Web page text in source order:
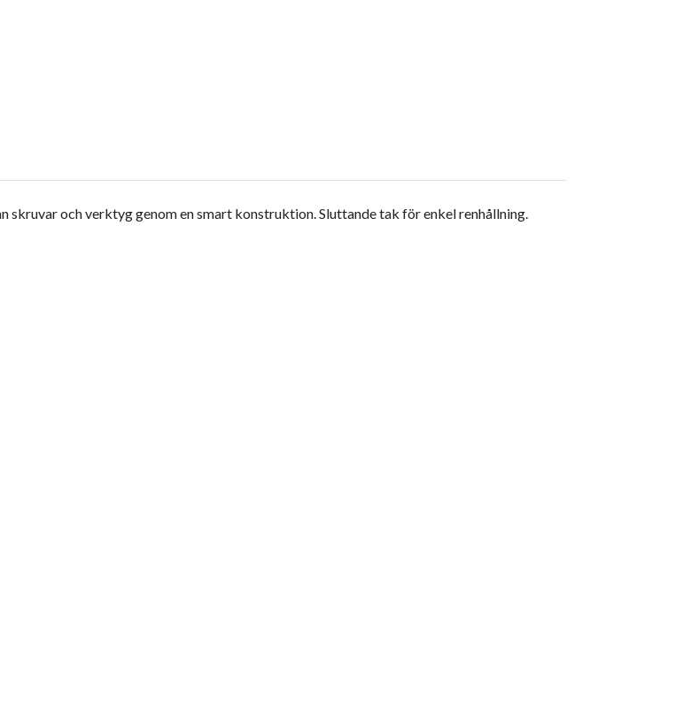
och verktyg genom en smart konstruktion. Sluttande tak för enkel renhållning.